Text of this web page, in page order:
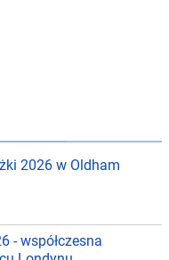
2026 w Oldham
- współczesna